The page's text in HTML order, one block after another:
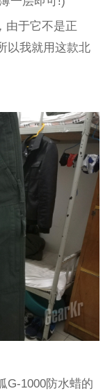
由于它不是正
以我就用这款北
G-1000防水蜡的